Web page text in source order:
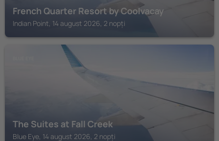
French Quarter Resort by Coolvacay
Indian Point, 14 august 2026, 2 nopți
The Suites at Fall Creek
Blue Eye, 14 august 2026, 2 nopți